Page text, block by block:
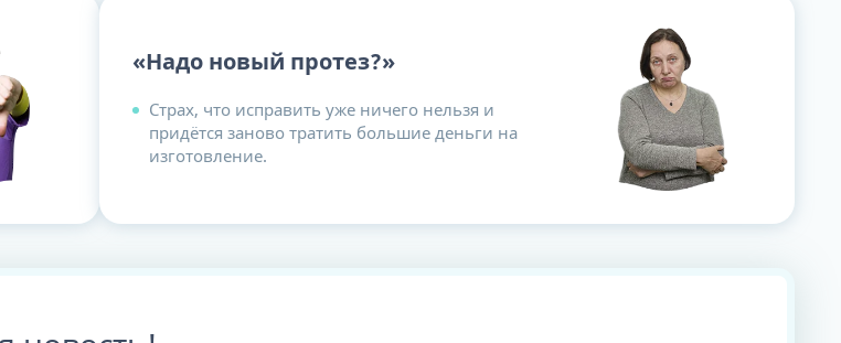
«Надо новый протез?»
Страх, что исправить уже ничего нельзя и
придётся заново тратить большие деньги на
изготовление.